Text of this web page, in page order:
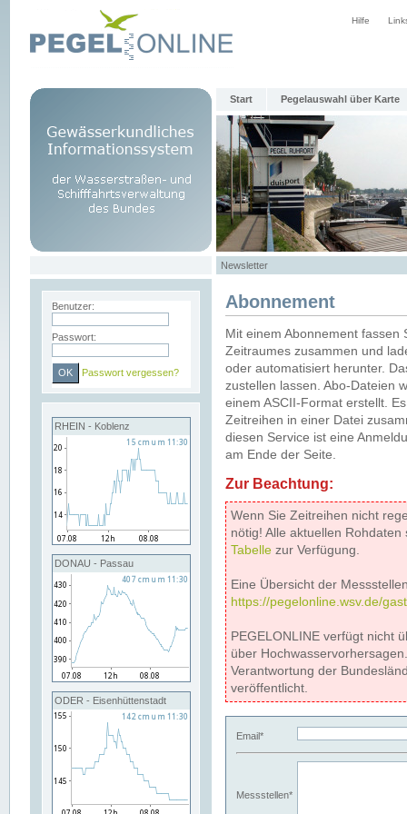
Hilfe
Start Pegelauswahl über Karte
Newsletter
Benutzer:
Passwort:
Passwort vergessen?
RHEIN - Koblenz
DONAU - Passau
ODER - Eisenhüttenstadt
Abonnement
Mit einem Abonnement
Zeitraumes zusammen und
oder automatisiert herunter.
zustellen lassen. Abo-Dateien
einem ASCII-Format erstellt.
Zeitreihen in einer Datei
diesen Service ist eine
am Ende der Seite.
Zur Beachtung:
Wenn Sie Zeitreihen nicht
nötig! Alle aktuellen
Tabelle zur Verfügung.
Eine Übersicht der
https://pegelonline.wsv.de/
PEGELONLINE verfügt nicht
über
Verantwortung der
veröffentlicht.
Email*
Messstellen*